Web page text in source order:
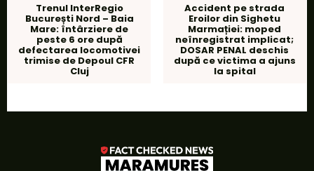
Trenul InterRegio
București Nord – Baia
Mare: întârziere de
peste 6 ore după
defectarea locomotivei
trimise de Depoul CFR
Cluj
Accident pe strada
Eroilor din Sighetu
Marmației: moped
neînregistrat implicat;
DOSAR PENAL deschis
după ce victima a ajuns
la spital